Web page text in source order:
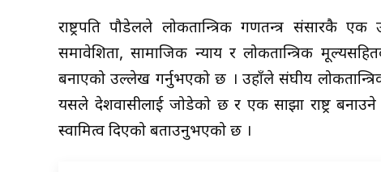
राष्ट्रपति पौडेलले लोकतान्त्रिक गणतन्त्र संसारकै
समावेशिता, सामाजिक न्याय र लोकतान्त्रिक
बनाएको उल्लेख गर्नुभएको छ । उहाँले संघीय
यसले देशवासीलाई जोडेको छ र एक साझा राष्ट्र
स्वामित्व दिएको बताउनुभएको छ ।